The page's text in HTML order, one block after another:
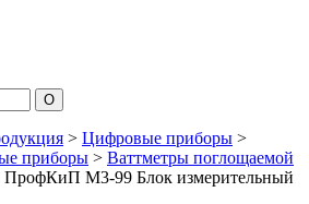
> Цифровые приборы >
приборы > Ваттметры поглощаемой
ПрофКиП М3-99 Блок измерительный